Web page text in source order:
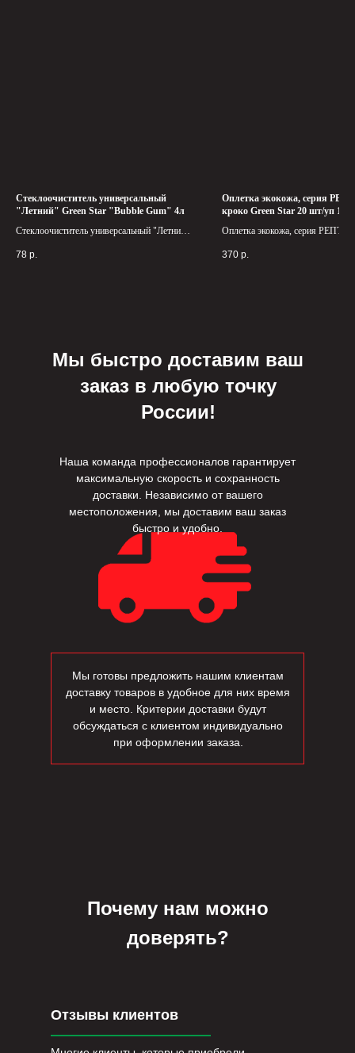
Стеклоочиститель универсальный
"Летний" Green Star "Bubble Gum" 4л
Стеклоочиститель универсальный "Летний"
решение для борьбы с загрязнениями на
78 р.
Оплетка экокожа, серия
кроко Green Star 20 шт/уп
Оплетка экокожа, серия
автомобиля, который придает
370 р.
Мы быстро доставим ваш
заказ в любую точку
России!
Мы готовы предложить нашим клиентам
доставку товаров в удобное для них время
и место. Критерии доставки будут
обсуждаться с клиентом индивидуально
при оформлении заказа.
Наша команда профессионалов гарантирует
максимальную скорость и сохранность
доставки. Независимо от вашего
местоположения, мы доставим ваш заказ
быстро и удобно.
Почему нам можно
доверять?
Отзывы клиентов